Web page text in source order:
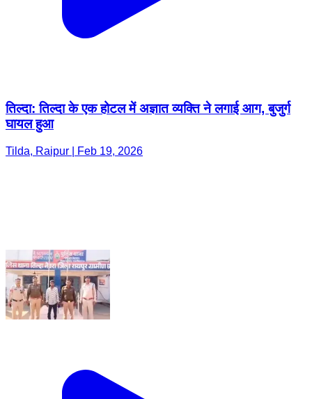
तिल्दा: तिल्दा के एक होटल में अज्ञात व्यक्ति ने लगाई आग, बुजुर्ग
घायल हुआ
Tilda, Raipur | Feb 19, 2026